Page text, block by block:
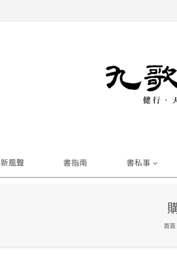
新風聲 書指南 書私事
首頁